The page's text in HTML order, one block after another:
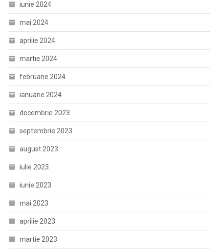
iunie 2024
mai 2024
aprilie 2024
martie 2024
februarie 2024
ianuarie 2024
decembrie 2023
septembrie 2023
august 2023
iulie 2023
iunie 2023
mai 2023
aprilie 2023
martie 2023